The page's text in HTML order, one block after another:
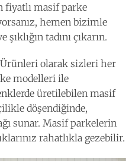
fiyatlı masif parke
hemen bizimle
tadını çıkarın.
olarak sizleri her
modelleri ile
üretilebilen masif
döşendiğinde,
sunar. Masif parkelerin
rahatlıkla gezebilir.